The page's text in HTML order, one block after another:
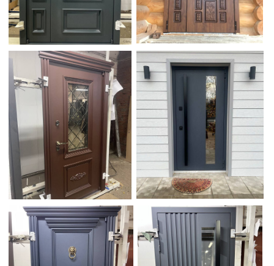
Как это работает?
Оставьте заявку на
расчет стоимости